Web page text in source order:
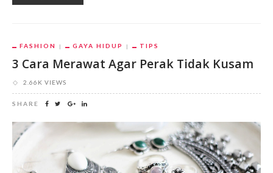
FASHION GAYA HIDUP TIPS
3 Cara Merawat Agar Perak Tidak Kusam
2.66K VIEWS
SHARE